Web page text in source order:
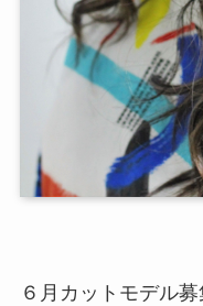
６月カットモデル募